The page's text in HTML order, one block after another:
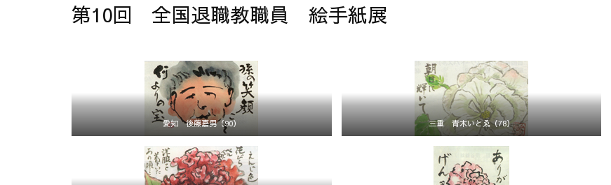
第10回 全国退職教職員 絵手紙展
愛知 後藤嘉男（90） 三重 青木いとゑ（78）